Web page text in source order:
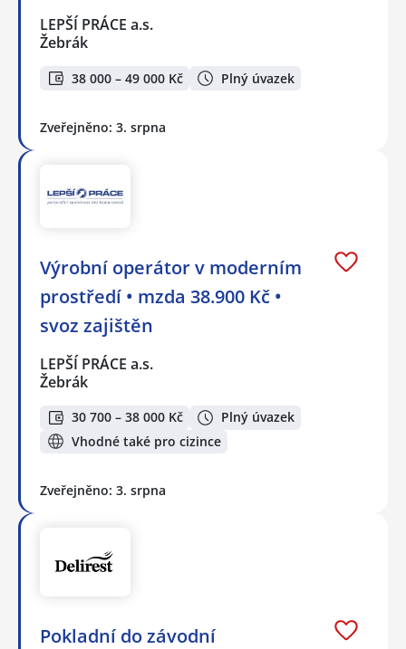
LEPŠÍ PRÁCE a.s.
Žebrák
38 000 – 49 000 Kč Plný úvazek
Zveřejněno: 3. srpna
Výrobní operátor v moderním
prostředí • mzda 38.900 Kč •
svoz zajištěn
LEPŠÍ PRÁCE a.s.
Žebrák
30 700 – 38 000 Kč
Plný úvazek
Vhodné také pro cizince
Zveřejněno: 3. srpna
Pokladní do závodní